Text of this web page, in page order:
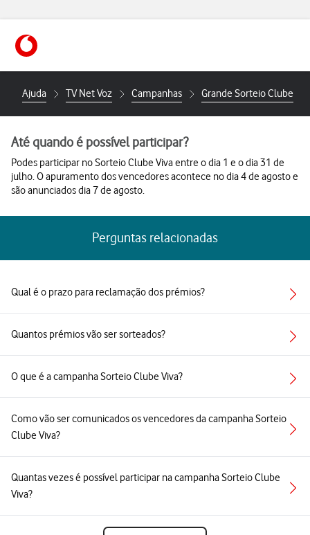
https://www.vodafone.pt
Ajuda TV Net Voz Campanhas Grande Sorteio Clube
Até quando é possível participar?
Podes participar no Sorteio Clube Viva entre o dia 1 e o dia 31 de
julho. O apuramento dos vencedores acontece no dia 4 de agosto e
são anunciados dia 7 de agosto.
Perguntas relacionadas
Qual é o prazo para reclamação dos prémios?
Quantos prémios vão ser sorteados?
O que é a campanha Sorteio Clube Viva?
Como vão ser comunicados os vencedores da campanha Sorteio
Clube Viva?
Quantas vezes é possível participar na campanha Sorteio Clube
Viva?